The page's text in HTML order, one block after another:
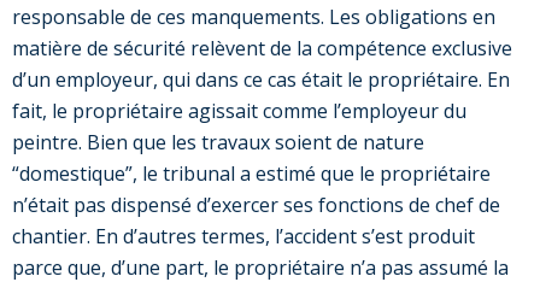
responsable de ces manquements. Les obligations en
matière de sécurité relèvent de la compétence exclusive
d’un employeur, qui dans ce cas était le propriétaire. En
fait, le propriétaire agissait comme l’employeur du
peintre. Bien que les travaux soient de nature
“domestique”, le tribunal a estimé que le propriétaire
n’était pas dispensé d’exercer ses fonctions de chef de
chantier. En d’autres termes, l’accident s’est produit
parce que, d’une part, le propriétaire n’a pas assumé la